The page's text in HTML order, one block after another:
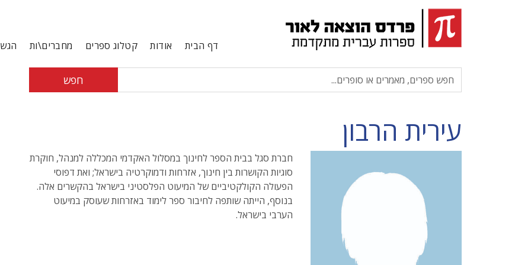
דף הבית אודות קטלוג ספרים מחברים\ות
חפש
עירית הרבון
חברת סגל בבית הספר לחינוך במסלול האקדמי המכללה למנהל, חוקרת
סוגיות הקושרות בין חינוך, אזרחות ודמוקרטיה בישראל; ואת דפוסי
הפעולה הקולקטיביים של המיעוט הפלסטיני בישראל בהקשרים אלה.
בנוסף, הייתה שותפה לחיבור ספר לימוד באזרחות שעוסק במיעוט
הערבי בישראל.